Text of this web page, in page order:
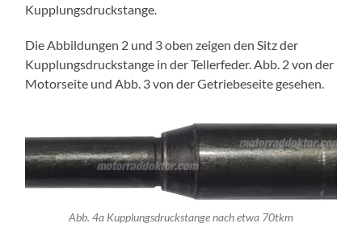
Kupplungsdruckstange.
Die Abbildungen 2 und 3 oben zeigen den Sitz der
Kupplungsdruckstange in der Tellerfeder. Abb. 2 von der
Motorseite und Abb. 3 von der Getriebeseite gesehen.
Abb. 4a Kupplungsdruckstange nach etwa 70tkm